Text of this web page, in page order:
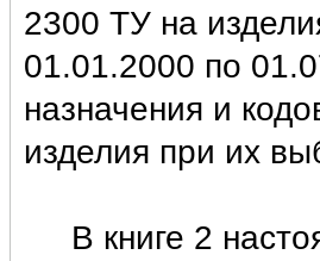
2300 ТУ на
01.01.2000 по
назначения и
изделия при их
В книге 2